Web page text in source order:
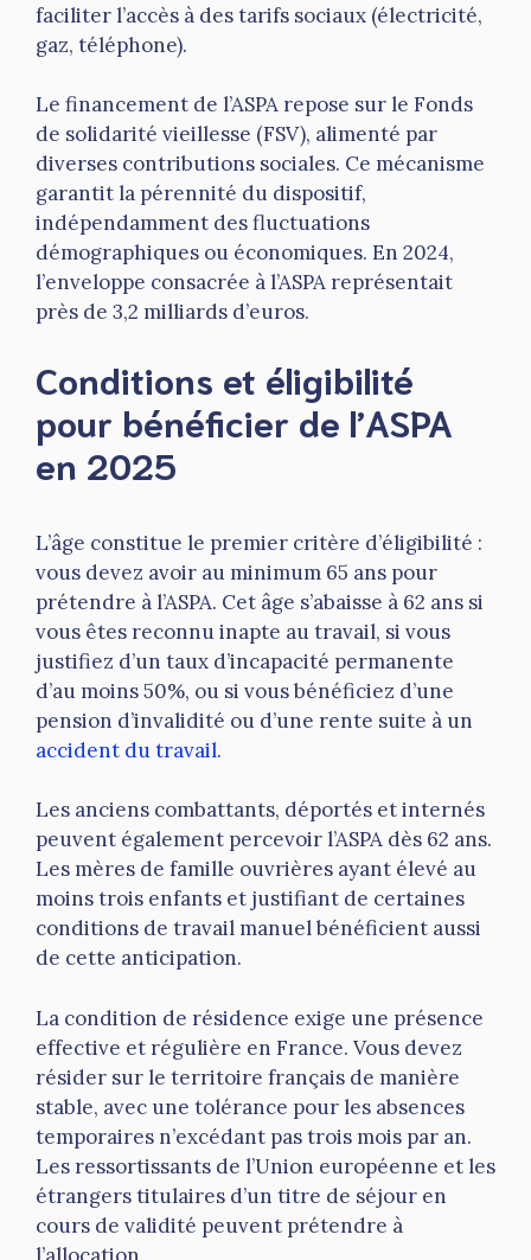
faciliter l’accès à des tarifs sociaux (électricité,
gaz, téléphone).
Le financement de l’ASPA repose sur le Fonds
de solidarité vieillesse (FSV), alimenté par
diverses contributions sociales. Ce mécanisme
garantit la pérennité du dispositif,
indépendamment des fluctuations
démographiques ou économiques. En 2024,
l’enveloppe consacrée à l’ASPA représentait
près de 3,2 milliards d’euros.
Conditions et éligibilité
pour bénéficier de l’ASPA
en 2025
L’âge constitue le premier critère d’éligibilité :
vous devez avoir au minimum 65 ans pour
prétendre à l’ASPA. Cet âge s’abaisse à 62 ans si
vous êtes reconnu inapte au travail, si vous
justifiez d’un taux d’incapacité permanente
d’au moins 50%, ou si vous bénéficiez d’une
pension d’invalidité ou d’une rente suite à un
accident du travail.
Les anciens combattants, déportés et internés
peuvent également percevoir l’ASPA dès 62 ans.
Les mères de famille ouvrières ayant élevé au
moins trois enfants et justifiant de certaines
conditions de travail manuel bénéficient aussi
de cette anticipation.
La condition de résidence exige une présence
effective et régulière en France. Vous devez
résider sur le territoire français de manière
stable, avec une tolérance pour les absences
temporaires n’excédant pas trois mois par an.
Les ressortissants de l’Union européenne et les
étrangers titulaires d’un titre de séjour en
cours de validité peuvent prétendre à